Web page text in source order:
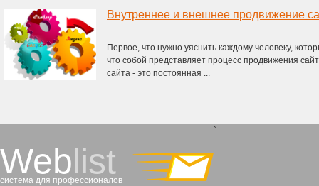
Внутреннее и внешнее продвижение
Первое, что нужно уяснить каждому человеку,
что собой представляет процесс продвижения
сайта - это постоянная ...
Weblist
система для профессионалов
`